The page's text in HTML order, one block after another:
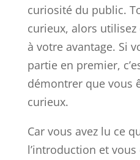
curiosité du public.
curieux, alors
à votre avantage. Si
partie en premier,
démontrer que vous
curieux.
Car vous avez lu ce
l’introduction et